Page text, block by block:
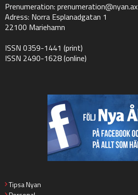
Prenumeration: prenumeration@nyan.ax
Adress: Norra Esplanadgatan 1
22100 Mariehamn
ISSN 0359-1441 (print)
ISSN 2490-1628 (online)
Tipsa Nyan